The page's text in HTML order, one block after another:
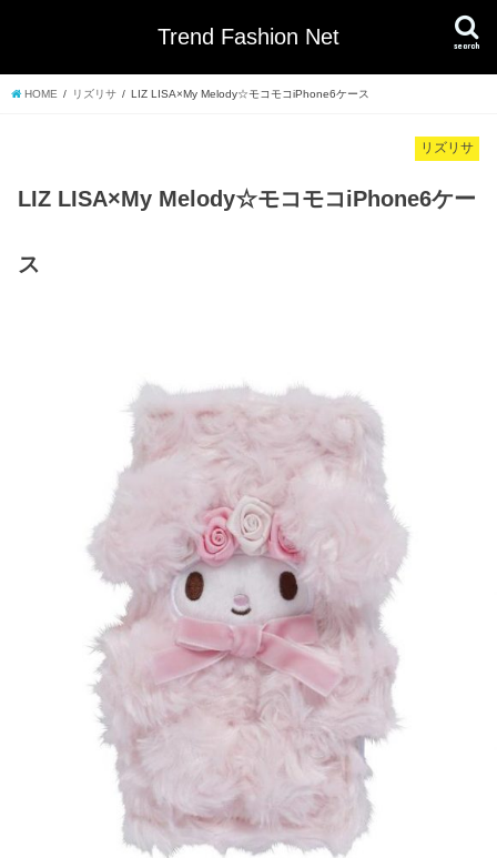
Trend Fashion Net search
HOME リズリサ LIZ LISA×My Melody☆モコモコiPhone6ケース
リズリサ
LIZ LISA×My Melody☆モコモコiPhone6ケー
ス